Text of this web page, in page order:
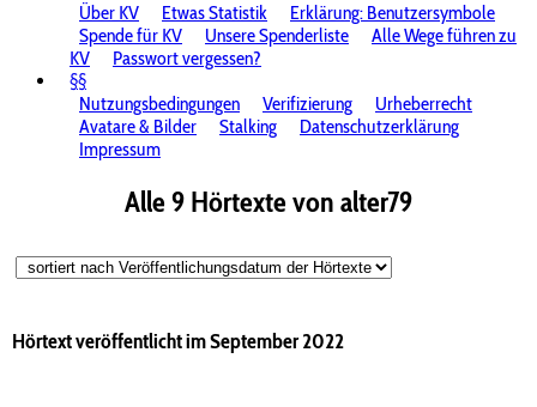
Über KV
Etwas Statistik
Erklärung: Benutzersymbole
Spende für KV
Unsere Spenderliste
Alle Wege führen zu
KV
Passwort vergessen?
§§
Nutzungsbedingungen
Verifizierung
Urheberrecht
Avatare & Bilder
Stalking
Datenschutzerklärung
Impressum
Alle 9 Hörtexte von alter79
Hörtext veröffentlicht im September 2022